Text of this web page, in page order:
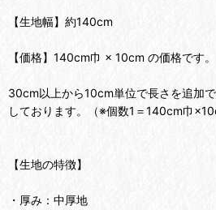
【生地幅】約140cm
【価格】140cm巾 × 10cm の価格です。
30cm以上から10cm単位で長さを追加
しております。（※個数1＝140cm巾
【生地の特徴】
・厚み：中厚地